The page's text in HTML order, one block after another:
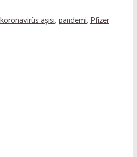
koronavirüs aşısı, pandemi, Pfizer